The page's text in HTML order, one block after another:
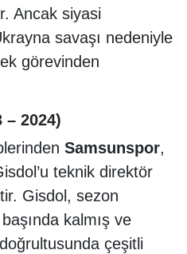
Ancak siyasi
savaşı nedeniyle
görevinden
– 2024)
Samsunspor,
teknik direktör
Gisdol, sezon
kalmış ve
çeşitli